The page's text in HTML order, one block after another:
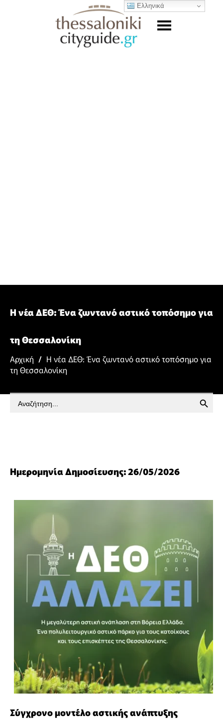
Η νέα ΔΕΘ: Ένα ζωντανό αστικό τοπόσημο για
τη Θεσσαλονίκη
Αρχική / Η νέα ΔΕΘ: Ένα ζωντανό αστικό τοπόσημο για
τη Θεσσαλονίκη
Search
for:
SEARCH BUTTON
Ημερομηνία Δημοσίευσης: 26/05/2026
Σύγχρονο μοντέλο αστικής ανάπτυξης
Ελληνικά